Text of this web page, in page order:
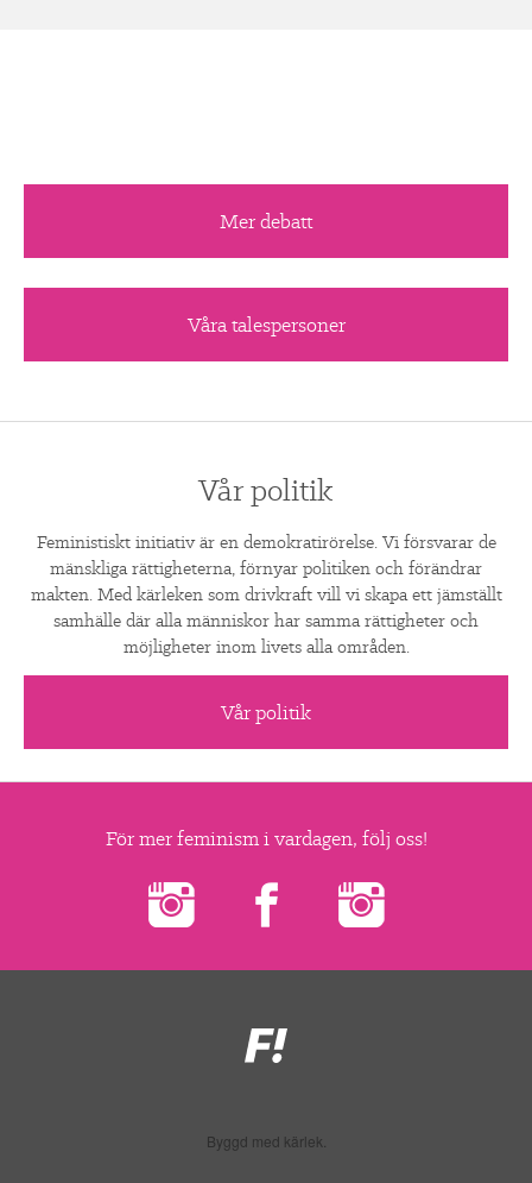
Mer debatt
Våra talespersoner
Vår politik
Feministiskt initiativ är en demokratirörelse. Vi försvarar de
mänskliga rättigheterna, förnyar politiken och förändrar
makten. Med kärleken som drivkraft vill vi skapa ett jämställt
samhälle där alla människor har samma rättigheter och
möjligheter inom livets alla områden.
Vår politik
För mer feminism i vardagen, följ oss!
Feministiskt
initiativ
Byggd med kärlek.